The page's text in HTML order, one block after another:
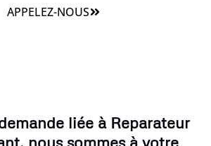
APPELEZ-NOUS
liée à Reparateur
nous sommes à votre